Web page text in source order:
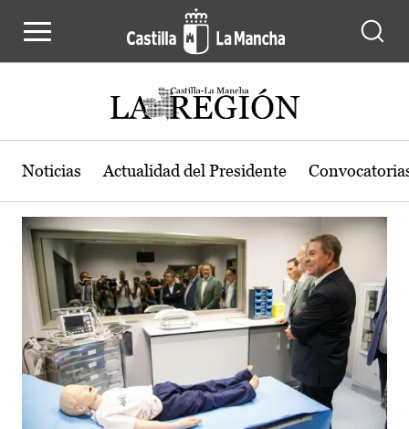
Actualidad de la región de Castilla-
Noticias Actualidad del Presidente